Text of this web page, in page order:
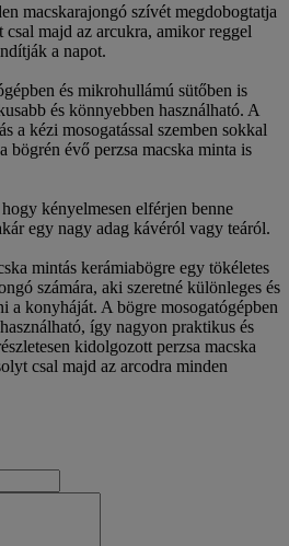
macskarajongó szívét megdobogtatja
csal majd az arcukra, amikor reggel
a napot.
és mikrohullámú sütőben is
és könnyebben használható. A
a kézi mosogatással szemben sokkal
bögrén évő perzsa macska minta is
kényelmesen elférjen benne
egy nagy adag kávéról vagy teáról.
mintás kerámiabögre egy tökéletes
számára, aki szeretné különleges és
a konyháját. A bögre mosogatógépben
így nagyon praktikus és
kidolgozott perzsa macska
csal majd az arcodra minden